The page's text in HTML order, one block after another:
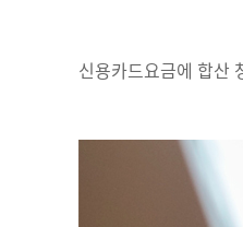
신용카드요금에 합산